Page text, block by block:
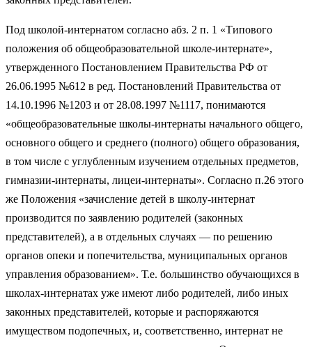
Под школой-интернатом согласно абз. 2 п. 1 «Типового
положения об общеобразовательной школе-интернате»,
утвержденного Постановлением Правительства РФ от
26.06.1995 №612 в ред. Постановлений Правительства от
14.10.1996 №1203 и от 28.08.1997 №1117, понимаются
«общеобразовательные школы-интернаты начального общего,
основного общего и среднего (полного) общего образования,
в том числе с углубленным изучением отдельных предметов,
гимназии-интернаты, лицеи-интернаты». Согласно п.26 этого
же Положения «зачисление детей в школу-интернат
производится по заявлению родителей (законных
представителей), а в отдельных случаях — по решению
органов опеки и попечительства, муниципальных органов
управления образованием». Т.е. большинство обучающихся в
школах-интернатах уже имеют либо родителей, либо иных
законных представителей, которые и распоряжаются
имуществом подопечных, и, соответственно, интернат не